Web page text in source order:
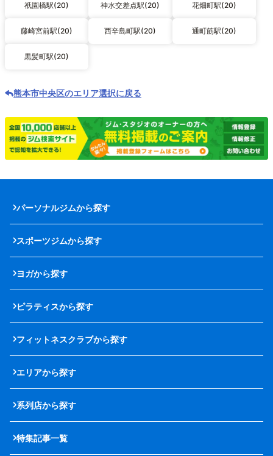
祇園橋駅(20) 神水交差点駅(20) 花畑町駅(20)
藤崎宮前駅(20) 西辛島町駅(20) 通町筋駅(20)
黒髪町駅(20)
熊本市中央区のエリア選択に戻る
パーソナルジムから探す
スポーツジムから探す
ヨガから探す
ピラティスから探す
フィットネスクラブから探す
エリアから探す
系列店から探す
特集記事一覧